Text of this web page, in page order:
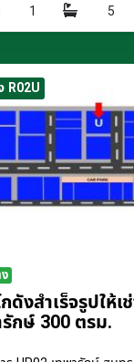
1 5
R02U
ดังสำเร็จรูปให้เ
กษ์ 300 ตรม.